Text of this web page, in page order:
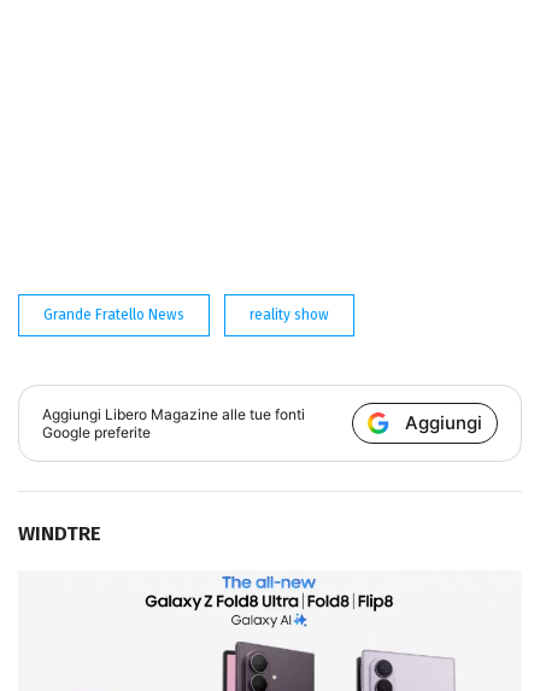
Grande Fratello News reality show
Aggiungi Libero Magazine alle tue fonti
Google preferite
Aggiungi
WINDTRE